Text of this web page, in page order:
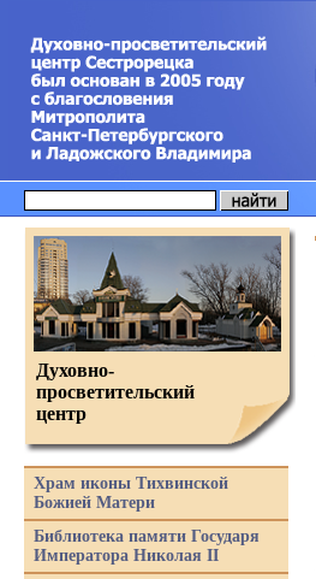
Духовно-
просветительский
центр
Храм иконы Тихвинской
Божией Матери
Библиотека памяти Государя
Императора Николая II